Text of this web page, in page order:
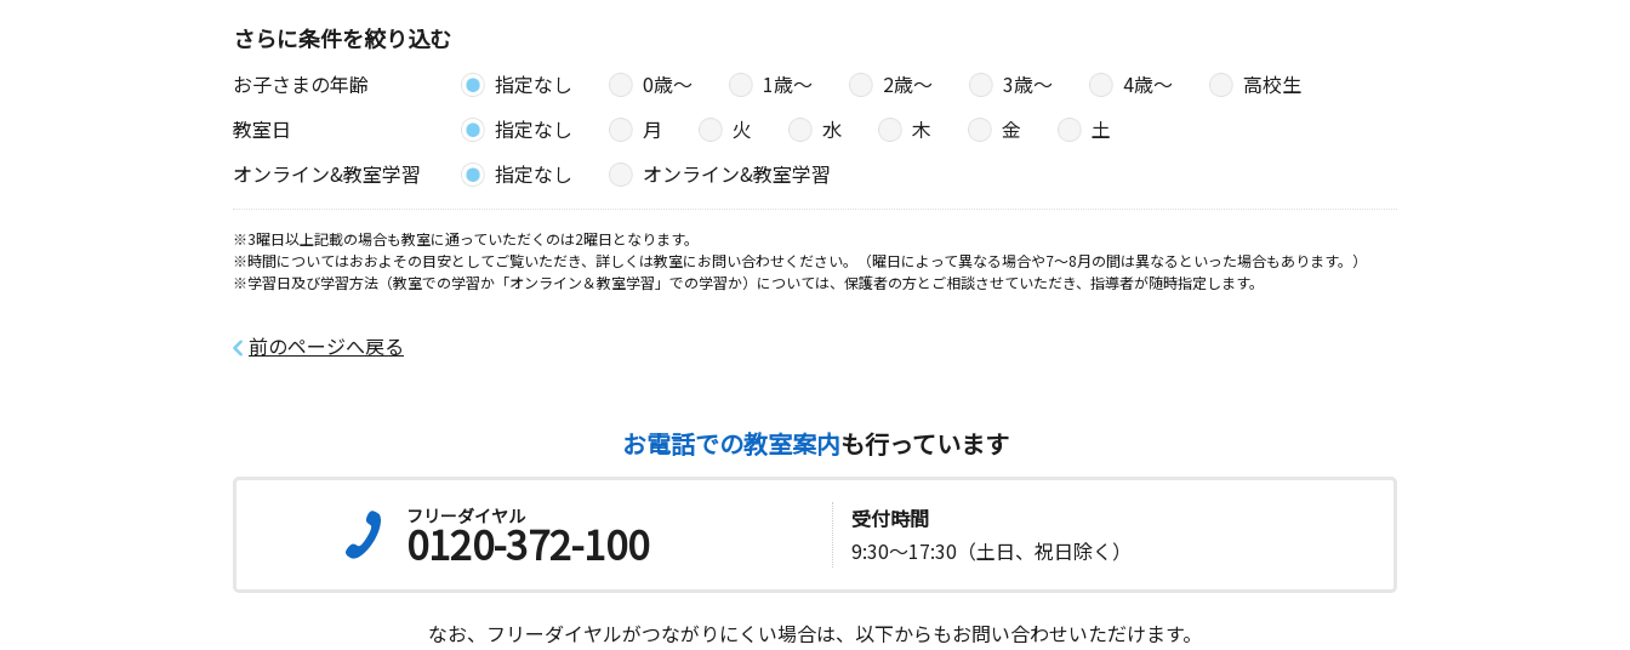
さらに条件を絞り込む
お子さまの年齢 指定なし 0歳〜 1歳〜 2歳〜 3歳〜 4歳〜
高校生
教室日
指定なし 月 火 水 木 金
土
オンライン&教室学習
指定なし オンライン&教室学習
※3曜日以上記載の場合も教室に通っていただくのは2曜日となります。
※時間についてはおおよその目安としてご覧いただき、詳しくは教室にお問い合わせください。（曜日によって異なる場合や7～8月の間は異なるといった場合もあります。）
※学習日及び学習方法（教室での学習か「オンライン＆教室学習」での学習か）については、保護者の方とご相談させていただき、指導者が随時指定します。
前のページへ戻る
お電話での教室案内も行っています
フリーダイヤル
0120-372-100
受付時間
9:30～17:30（土日、祝日除く）
なお、フリーダイヤルがつながりにくい場合は、以下からもお問い合わせいただけます。